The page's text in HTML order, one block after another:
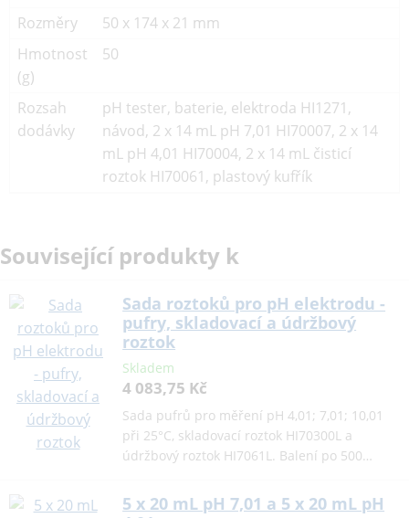
Rozměry
50 x 174 x 21 mm
Hmotnost
(g)
50
Rozsah
dodávky
pH tester, baterie, elektroda HI1271,
návod, 2 x 14 mL pH 7,01 HI70007, 2 x 14
mL pH 4,01 HI70004, 2 x 14 mL čisticí
roztok HI70061, plastový kufřík
Související produkty k
Sada roztoků pro pH elektrodu -
pufry, skladovací a údržbový
roztok
Skladem
4 083,75 Kč
Sada pufrů pro měření pH 4,01; 7,01; 10,01
při 25°C, skladovací roztok HI70300L a
údržbový roztok HI7061L. Balení po 500…
5 x 20 mL pH 7,01 a 5 x 20 mL pH